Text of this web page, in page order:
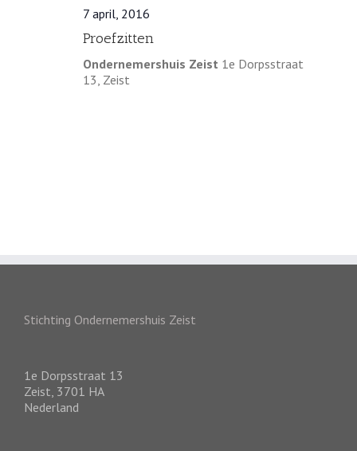
7 april, 2016
Proefzitten
Ondernemershuis Zeist 1e Dorpsstraat
13, Zeist
Stichting Ondernemershuis Zeist
1e Dorpsstraat 13
Zeist, 3701 HA
Nederland